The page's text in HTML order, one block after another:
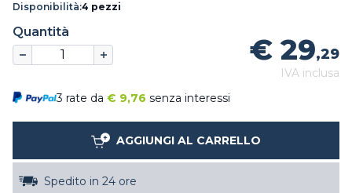
Disponibilità:4 pezzi
Quantità
€ 29,29
IVA inclusa
3 rate da € 9,76 senza interessi
AGGIUNGI AL CARRELLO
Spedito in 24 ore